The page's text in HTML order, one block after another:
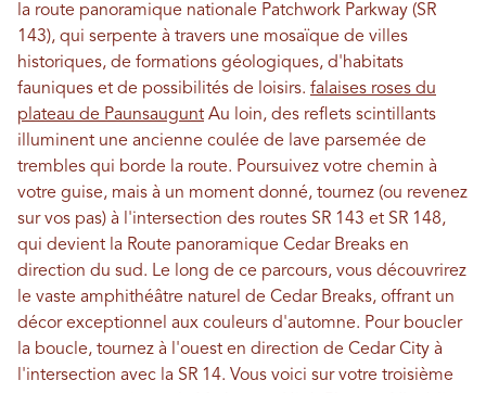
la route panoramique nationale Patchwork Parkway (SR
143), qui serpente à travers une mosaïque de villes
historiques, de formations géologiques, d'habitats
fauniques et de possibilités de loisirs. falaises roses du
plateau de Paunsaugunt Au loin, des reflets scintillants
illuminent une ancienne coulée de lave parsemée de
trembles qui borde la route. Poursuivez votre chemin à
votre guise, mais à un moment donné, tournez (ou revenez
sur vos pas) à l'intersection des routes SR 143 et SR 148,
qui devient la Route panoramique Cedar Breaks en
direction du sud. Le long de ce parcours, vous découvrirez
le vaste amphithéâtre naturel de Cedar Breaks, offrant un
décor exceptionnel aux couleurs d'automne. Pour boucler
la boucle, tournez à l'ouest en direction de Cedar City à
l'intersection avec la SR 14. Vous voici sur votre troisième